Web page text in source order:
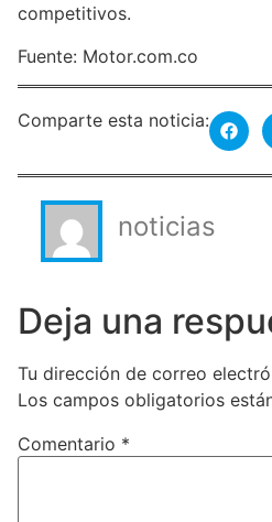
competitivos.
Fuente: Motor.com.co
Comparte esta noticia:
noticias
Deja una
Tu dirección de correo
Los campos obligatorios
Comentario *